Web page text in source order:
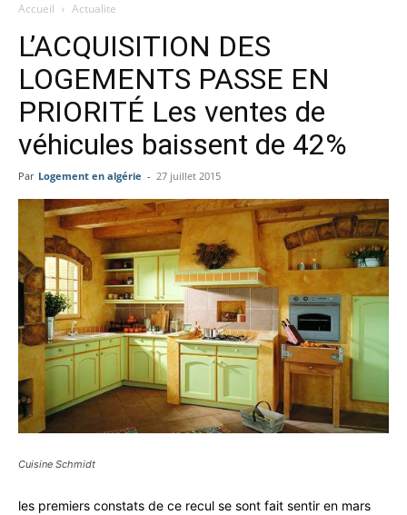
Accueil Actualite
L’ACQUISITION DES
LOGEMENTS PASSE EN
PRIORITÉ Les ventes de
véhicules baissent de 42%
Par Logement en algérie - 27 juillet 2015
Cuisine Schmidt
les premiers constats de ce recul se sont fait sentir en mars